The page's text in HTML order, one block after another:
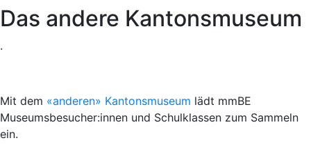
Das andere Kantonsmuseum
.
Mit dem «anderen» Kantonsmuseum lädt mmBE
Museumsbesucher:innen und Schulklassen zum Sammeln
ein.